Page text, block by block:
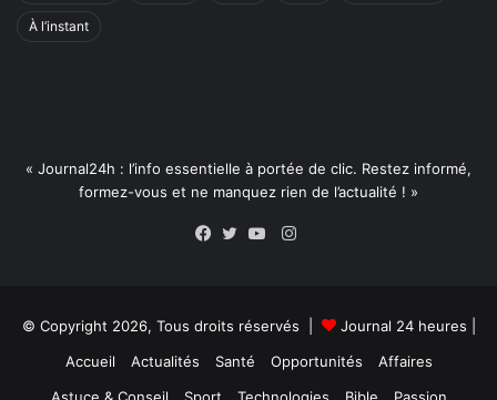
À l’instant
« Journal24h : l’info essentielle à portée de clic. Restez informé,
formez-vous et ne manquez rien de l’actualité ! »
Instagram
© Copyright 2026, Tous droits réservés | Journal 24 heures
Accueil
Actualités Santé Opportunités
Affaires
Astuce & Conseil
Sport Technologies Bible Passion